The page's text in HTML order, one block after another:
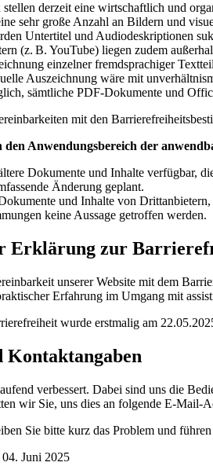
derzeit eine wirtschaftlich und
sehr große Anzahl an Bildern und
Untertitel und Audiodeskriptionen
(z. B. YouTube) liegen zudem
einzelner fremdsprachiger
Auszeichnung wäre mit
sämtliche PDF-Dokumente und
mit den
Anwendungsbereich der
Dokumente und Inhalte verfügbar,
Änderung geplant.
und Inhalte von
keine Aussage getroffen werden.
Erklärung zur
unserer Website mit dem
Erfahrung im Umgang mit
wurde erstmalig am
Kontaktangaben
verbessert. Dabei sind uns die
wir Sie, uns dies an folgende E-Mail-
Sie bitte kurz das Problem und
Juni 2025